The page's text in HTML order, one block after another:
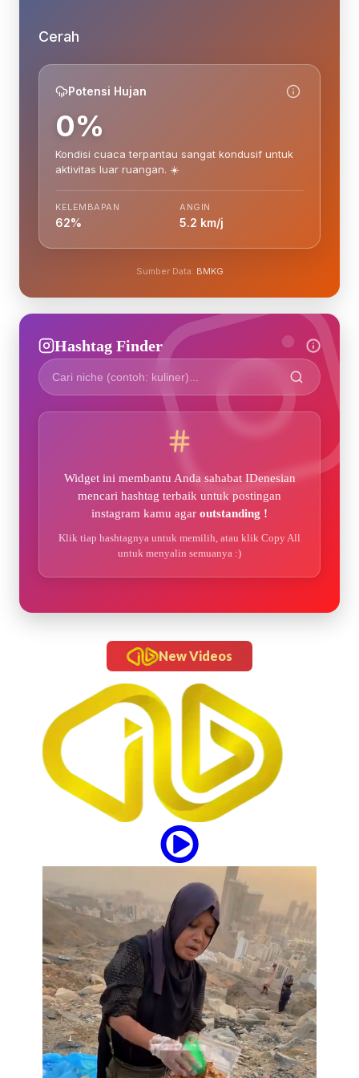
Cerah
Potensi Hujan
0%
Kondisi cuaca terpantau sangat kondusif untuk
aktivitas luar ruangan. ☀️
KELEMBAPAN
62%
ANGIN
5.2 km/j
Sumber Data: BMKG
Hashtag Finder
Widget ini membantu Anda sahabat IDenesian
mencari hashtag terbaik untuk postingan
instagram kamu agar outstanding !
Klik tiap hashtagnya untuk memilih, atau klik Copy All
untuk menyalin semuanya :)
New Videos
updates
Tampil Nyentrik di The Sounds Project, Naykilla
Curi Perhatian